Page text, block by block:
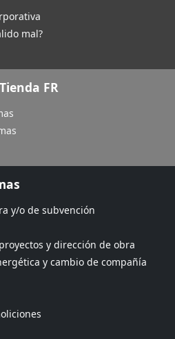
mal?
FR
y/o de subvención
y dirección de obra
y cambio de compañía